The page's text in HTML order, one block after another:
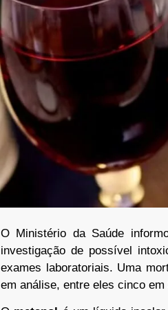
O Ministério da Saúde
investigação de possível
exames laboratoriais. Uma
em análise, entre eles cinco